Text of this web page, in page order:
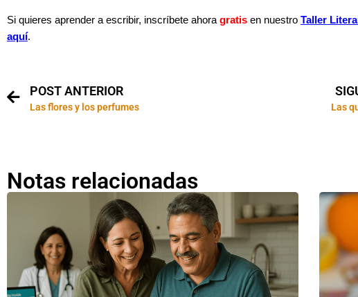
Si quieres aprender a escribir, inscríbete ahora gratis en nuestro Taller
aquí.
POST ANTERIOR
Las flores y los perfumes Las
Notas relacionadas